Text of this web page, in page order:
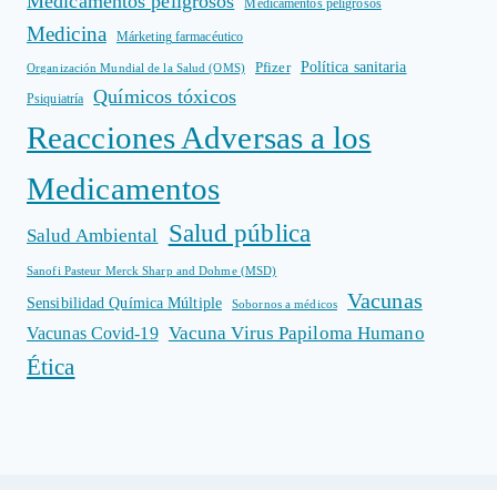
Medicina Márketing farmacéutico
Organización Mundial de la Salud (OMS) Pfizer Política sanitaria
Psiquiatría Químicos tóxicos
Reacciones Adversas a los
Medicamentos
Salud Ambiental Salud pública
Sanofi Pasteur Merck Sharp and Dohme (MSD)
Sensibilidad Química Múltiple Sobornos a médicos Vacunas
Vacunas Covid-19 Vacuna Virus Papiloma Humano
Ética